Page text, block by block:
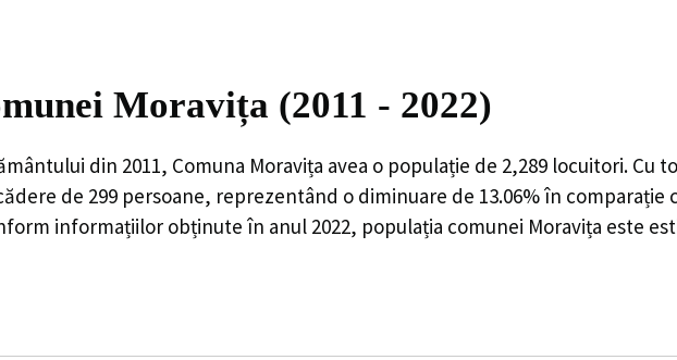
Moravița (2011 - 2022)
din 2011, Comuna Moravița avea o populație de 2,289 locuitori. Cu
de 299 persoane, reprezentând o diminuare de 13.06%în comparație
informațiilor obținute în anul 2022, populația comunei Moravița este